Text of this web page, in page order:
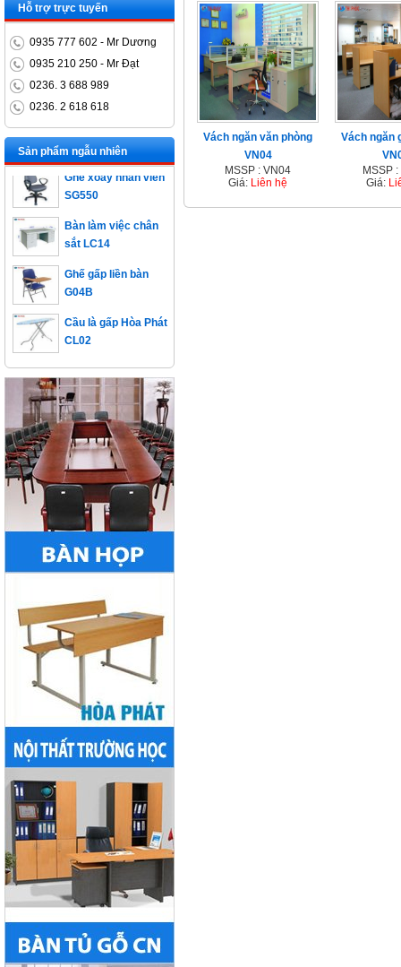
Vách ngăn văn phòng
VN04
MSSP : VN04
Giá: Liên hệ
Vách ngăn
MSSP
Giá:
Hỗ trợ trực tuyến
0935 777 602 - Mr Dương
0935 210 250 - Mr Đạt
0236. 3 688 989
0236. 2 618 618
Sản phẩm ngẫu nhiên
ET1400D
Ghế xoay nhân viên
SG550
sắt LC14
G04B
CL02